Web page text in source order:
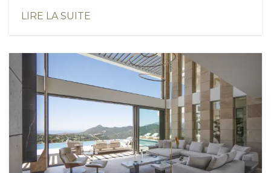
LIRE LA SUITE